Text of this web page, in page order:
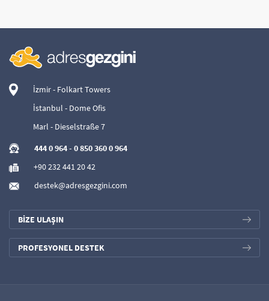
İzmir - Folkart Towers
İstanbul - Dome Ofis
Marl - Dieselstraße 7
444 0 964- 0 850 360 0 964
+90 232 441 20 42
destek@adresgezgini.com
BİZE ULAŞIN
PROFESYONEL DESTEK